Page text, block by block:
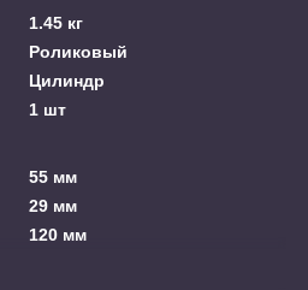
1.45 кг
Роликовый
Цилиндр
1 шт
55 мм
29 мм
120 мм